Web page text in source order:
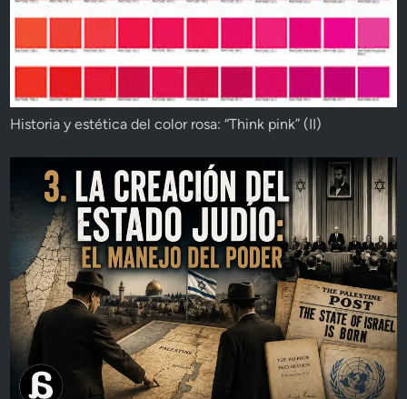
Historia y estética del color rosa: “Think pink” (II)